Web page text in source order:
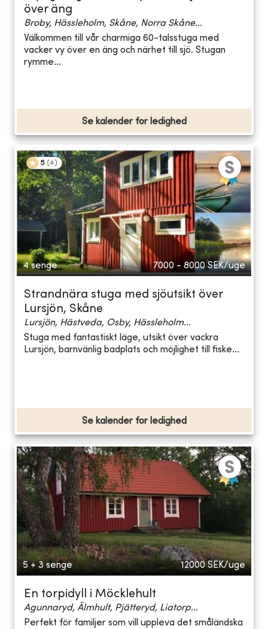
över äng
Broby, Hässleholm, Skåne, Norra Skåne...
Välkommen till vår charmiga 60-talsstuga med
vacker vy över en äng och närhet till sjö. Stugan
rymme...
Se kalender for ledighed
5 (4)
4 senge 7000 - 8000 SEK/uge
Strandnära stuga med sjöutsikt över
Lursjön, Skåne
Lursjön, Hästveda, Osby, Hässleholm...
Stuga med fantastiskt läge, utsikt över vackra
Lursjön, barnvänlig badplats och möjlighet till fiske...
Se kalender for ledighed
5 + 3 senge 12000 SEK/uge
En torpidyll i Möcklehult
Agunnaryd, Älmhult, Pjätteryd, Liatorp...
Perfekt för familjer som vill uppleva det småländska